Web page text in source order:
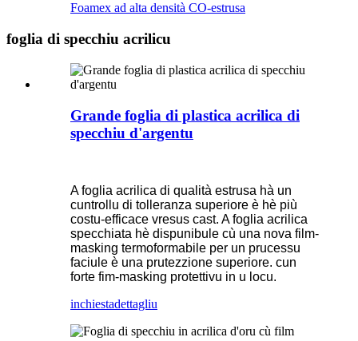
Foamex ad alta densità CO-estrusa
foglia di specchiu acrilicu
Grande foglia di plastica acrilica di
specchiu d'argentu
A foglia acrilica di qualità estrusa hà un
cuntrollu di tolleranza superiore è hè più
costu-efficace vresus cast. A foglia acrilica
specchiata hè dispunibule cù una nova film-
masking termoformabile per un prucessu
faciule è una prutezzione superiore. cun
forte fim-masking protettivu in u locu.
inchiestadettagliu